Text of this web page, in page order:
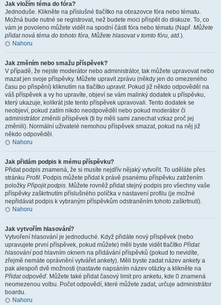
Jak vložím téma do fóra?
Jednoduše. Klikněte na příslušné tlačítko na obrazovce fóra nebo tématu.
Možná bude nutné se registrovat, než budete moci přispět do diskuze. To, co
vám je povoleno můžete vidět na spodní části fóra nebo tématu (Např. Můžete
přidat nová téma do tohoto fóra, Můžete hlasovat v tomto fóru, atd.).
Nahoru
Jak změním nebo smažu příspěvek?
V případě, že nejste moderátor nebo administrátor, tak můžete upravovat nebo
mazat jen svoje příspěvky. Můžete upravit zprávu (někdy jen do omezeného
času po přispění) kliknutím na tlačítko upravit. Pokud již někdo odpověděl na
váš příspěvek a vy ho upravíte, objeví se vám malinký dodatek u příspěvku,
který ukazuje, kolikrát jste tento příspěvek upravovali. Tento dodatek se
neobjeví, pokud zatím nikdo neodpověděl nebo pokud moderátor či
administrátor změnili příspěvek (ti by měli sami zanechat vzkaz proč jej
změnili). Normální uživatelé nemohou příspěvek smazat, pokud na něj již
někdo odpověděl.
Nahoru
Jak přidám podpis k mému příspěvku?
Přidat podpis znamená, že si musíte nejdřív nějaký vytvořit. To uděláte přes
stránku Profil. Podpis můžete přidat k právě psanému příspěvku zatržením
položky Připojit podpis. Můžete rovněž přidat stejný podpis pro všechny vaše
příspěvky zaškrtnutím příslušného políčka v nastavení profilu (je možné
nepřidávat podpis k vybraným příspěvkům odstraněním tohoto zaškrtnutí).
Nahoru
Jak vytvořím hlasování?
Vytvoření hlasování je jednoduché. Když přidáte nový příspěvek (nebo
upravujete první příspěvek, pokud můžete) měli byste vidět tlačítko Přidat
hlasování pod hlavním oknem na přidávání příspěvků (pokud to nevidíte,
zřejmě nemáte oprávnění vytvářet ankety). Měli byste zadat název ankety a
pak alespoň dvě možnosti (nastavte napsáním název otázky a klikněte na
Přidat odpověď. Můžete také přidat časový limit pro anketu, kde 0 znamená
neomezenou volbu. Počet odpovědí, které můžete zadat, určuje administrátor
boardu.
Nahoru